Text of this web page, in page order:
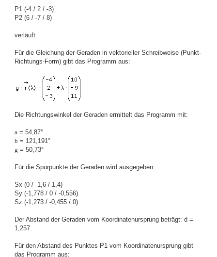
P1 (-4 / 2 / -3)
P2 (6 / -7 / 8)
verläuft.
Für die Gleichung der Geraden in vektorieller Schreibweise (Punkt-
Richtungs-Form) gibt das Programm aus:
Die Richtungswinkel der Geraden ermittelt das Programm mit:
a = 54,87°
b = 121,191°
g = 50,73°
Für die Spurpunkte der Geraden wird ausgegeben:
Sx (0 / -1,6 / 1,4)
Sy (-1,778 / 0 / -0,556)
Sz (-1,273 / -0,455 / 0)
Der Abstand der Geraden vom Koordinatenursprung beträgt: d =
1,257.
Für den Abstand des Punktes P1 vom Koordinatenursprung gibt
das Programm aus: